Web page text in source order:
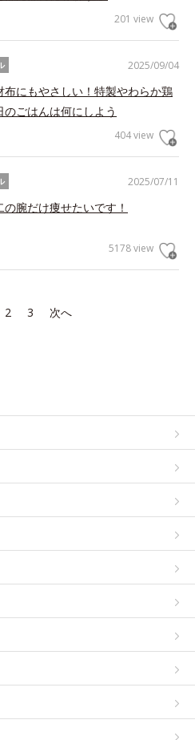
201 view
2025/09/04
布にもやさしい！特製やわらか鶏
のごはんは何にしよう
404 view
2025/07/11
の腕だけ痩せたいです！
5178 view
2 3 次へ